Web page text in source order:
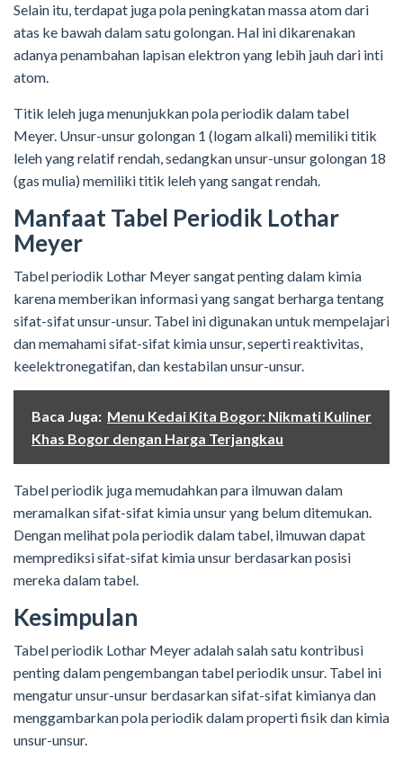
Selain itu, terdapat juga pola peningkatan massa atom dari
atas ke bawah dalam satu golongan. Hal ini dikarenakan
adanya penambahan lapisan elektron yang lebih jauh dari inti
atom.
Titik leleh juga menunjukkan pola periodik dalam tabel
Meyer. Unsur-unsur golongan 1 (logam alkali) memiliki titik
leleh yang relatif rendah, sedangkan unsur-unsur golongan 18
(gas mulia) memiliki titik leleh yang sangat rendah.
Manfaat Tabel Periodik Lothar
Meyer
Tabel periodik Lothar Meyer sangat penting dalam kimia
karena memberikan informasi yang sangat berharga tentang
sifat-sifat unsur-unsur. Tabel ini digunakan untuk mempelajari
dan memahami sifat-sifat kimia unsur, seperti reaktivitas,
keelektronegatifan, dan kestabilan unsur-unsur.
Baca Juga: Menu Kedai Kita Bogor: Nikmati Kuliner
Khas Bogor dengan Harga Terjangkau
Tabel periodik juga memudahkan para ilmuwan dalam
meramalkan sifat-sifat kimia unsur yang belum ditemukan.
Dengan melihat pola periodik dalam tabel, ilmuwan dapat
memprediksi sifat-sifat kimia unsur berdasarkan posisi
mereka dalam tabel.
Kesimpulan
Tabel periodik Lothar Meyer adalah salah satu kontribusi
penting dalam pengembangan tabel periodik unsur. Tabel ini
mengatur unsur-unsur berdasarkan sifat-sifat kimianya dan
menggambarkan pola periodik dalam properti fisik dan kimia
unsur-unsur.